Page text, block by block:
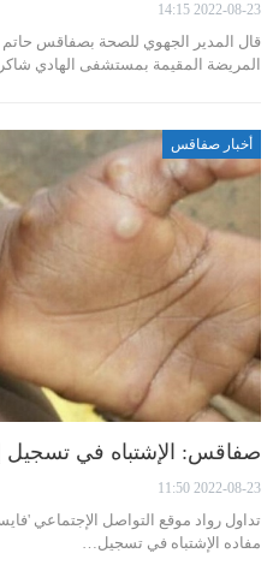
2022-08-23 14:15
قال المدير الجهوي للصحة بصفاقس
المريضة المقيمة بمستشفى الهادي
أخبار صفاقس
صفاقس: الإشتباه في تسجيل
2022-08-23 11:50
مفاده الإشتباه في تسجيل…